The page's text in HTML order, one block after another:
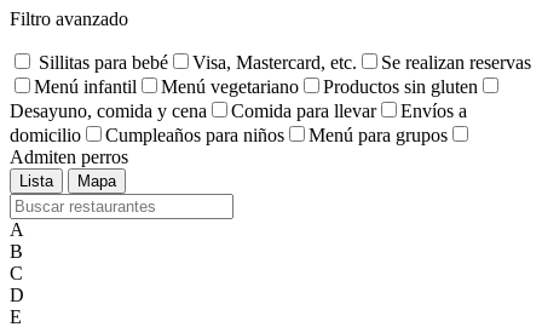
Filtro avanzado
Sillitas para bebé Visa, Mastercard, etc.
Se realizan reservas
Menú infantil
Menú vegetariano
Productos sin gluten
Desayuno, comida y cena
Comida para llevar
Envíos a
domicilio
Cumpleaños para niños
Menú para grupos
Admiten perros
Lista Mapa
A
B
C
D
E